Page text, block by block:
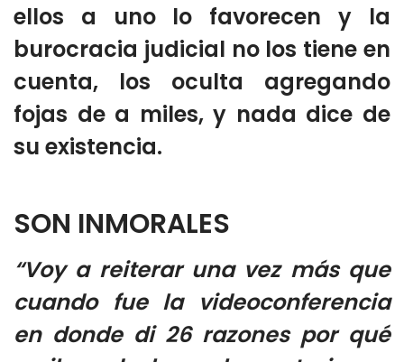
ellos a uno lo favorecen y la
burocracia judicial no los tiene en
cuenta, los oculta agregando
fojas de a miles, y nada dice de
su existencia.
SON INMORALES
“Voy a reiterar una vez más que
cuando fue la videoconferencia
en donde di 26 razones por qué